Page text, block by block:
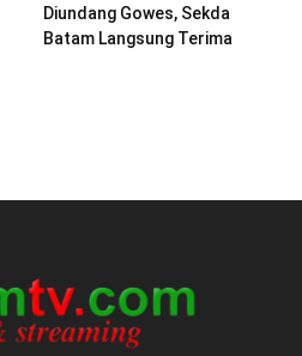
Diundang Gowes, Sekda
Batam Langsung Terima